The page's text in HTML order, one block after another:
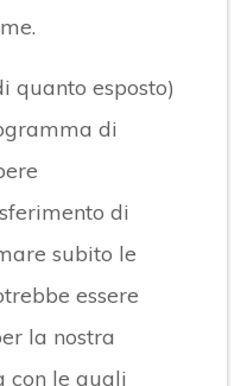
quanto esposto)
di
di
subito le
essere
la nostra
con le quali